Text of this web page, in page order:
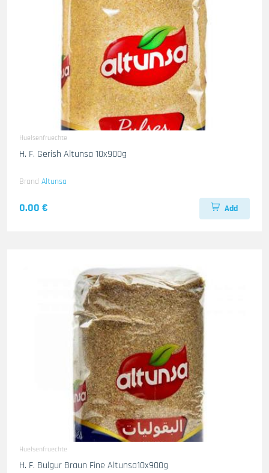
Huelsenfruechte
H. F. Gerish Altunsa 10x900g
Brand Altunsa
0.00 € Add
Huelsenfruechte
H. F. Bulgur Braun Fine Altunsa10x900g